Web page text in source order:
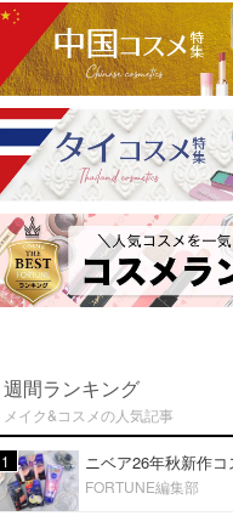
週間ランキング
メイク&コスメの人気記事
1
FORTUNE編集部